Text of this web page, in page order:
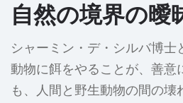
自然の境界の曖
シャーミン・デ・シルバ博士
動物に餌をやることが、善意
も、人間と野生動物の間の壊